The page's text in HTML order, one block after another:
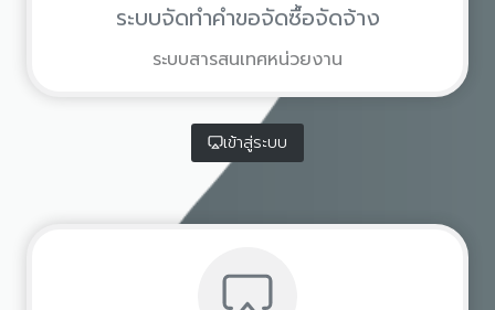
ระบบจัดทำคำขอจัดซื้อจัดจ้าง
ระบบสารสนเทศหน่วยงาน
เข้าสู่ระบบ